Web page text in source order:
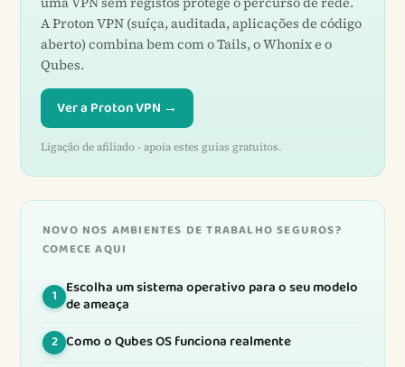
A Proton VPN (suíça, auditada, aplicações de código
aberto) combina bem com o Tails, o Whonix e o
Qubes.
Ver a Proton VPN →
Ligação de afiliado - apoia estes guias gratuitos.
NOVO NOS AMBIENTES DE TRABALHO SEGUROS?
COMECE AQUI
1 Escolha um sistema operativo para o seu modelo
de ameaça
2 Como o Qubes OS funciona realmente